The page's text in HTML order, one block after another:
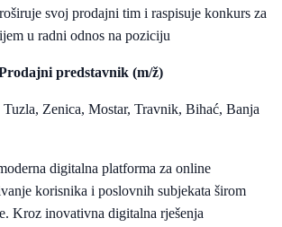
svoj prodajni tim i raspisuje konkurs za
u radni odnos na poziciju
predstavnik (m/ž)
Tuzla, Zenica, Mostar, Travnik, Bihać, Banja
digitalna platforma za online
korisnika i poslovnih subjekata širom
Kroz inovativna digitalna rješenja